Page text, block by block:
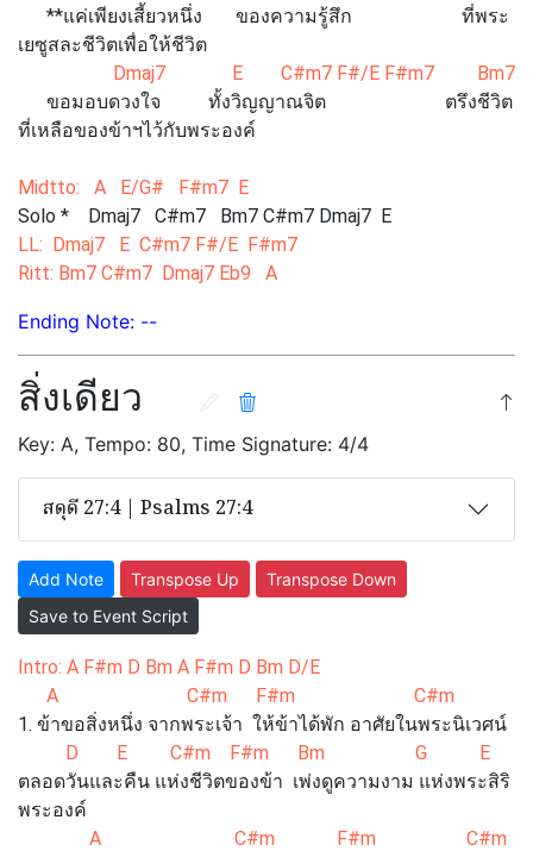
**แค่เพียงเสี้ยวหนึ่ง ของความรู้สึก ที่พระ
เยซูสละชีวิตเพื่อให้ชีวิต
Dmaj7 E C#m7 F#/E
ขอมอบดวงใจ ทั้งวิญญาณจิต ตรึงชีวิต
ที่เหลือของข้าฯไว้กับพระองค์
Midtto: A E/G# F#m7 E
Solo * Dmaj7 C#m7 Bm7 C#m7 Dmaj7 E
LL: Dmaj7 E C#m7 F#/E F#m7
Ritt: Bm7 C#m7 Dmaj7 Eb9 A
Ending Note: --
สิ่งเดียว
Key: A, Tempo: 80, Time Signature: 4/4
สดุดี 27:4 | Psalms 27:4
Add Note Transpose Up
Transpose Down
Save to Event Script
Intro: A F#m D Bm A F#m D Bm D/E
A C#m F#m C#m
1. ข้าขอสิ่งหนึ่ง จากพระเจ้า ให้ข้าได้พัก อาศัยในพระนิเวศน์
D E C#m F#m Bm G E
ตลอดวันและคืน แห่งชีวิตของข้า เพ่งดูความงาม แห่งพระสิริ
พระองค์
A C#m F#m C#m